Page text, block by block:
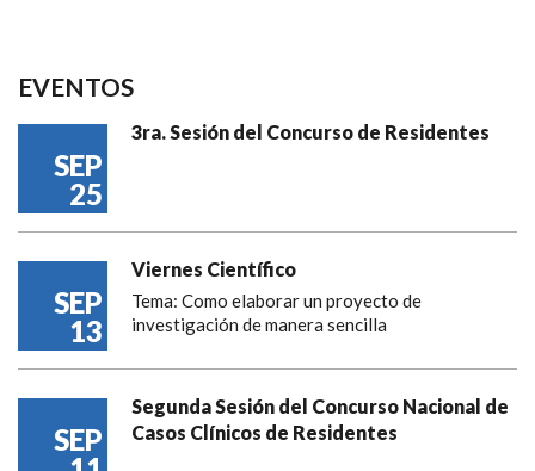
EVENTOS
SEP
25
3ra. Sesión del Concurso de Residentes
SEP
13
Viernes Científico
Tema: Como elaborar un proyecto de
investigación de manera sencilla
SEP
Segunda Sesión del Concurso Nacional de
Casos Clínicos de Residentes